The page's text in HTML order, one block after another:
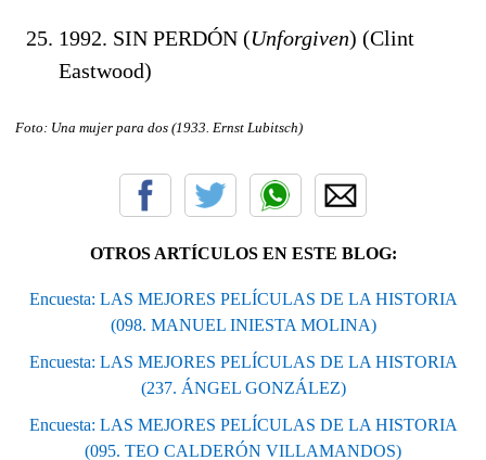
1992. SIN PERDÓN (Unforgiven) (Clint
Eastwood)
Foto: Una mujer para dos (1933. Ernst Lubitsch)
OTROS ARTÍCULOS EN ESTE BLOG:
Encuesta: LAS MEJORES PELÍCULAS DE LA HISTORIA
(098. MANUEL INIESTA MOLINA)
Encuesta: LAS MEJORES PELÍCULAS DE LA HISTORIA
(237. ÁNGEL GONZÁLEZ)
Encuesta: LAS MEJORES PELÍCULAS DE LA HISTORIA
(095. TEO CALDERÓN VILLAMANDOS)